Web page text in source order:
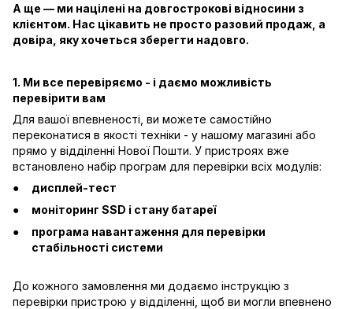
А ще — ми націлені на довгострокові відносини з
клієнтом. Нас цікавить не просто разовий продаж, а
довіра, яку хочеться зберегти надовго.
1. Ми все перевіряємо - і даємо можливість
перевірити вам
Для вашої впевненості, ви можете самостійно
переконатися в якості техніки - у нашому магазині або
прямо у відділенні Нової Пошти. У пристроях вже
встановлено набір програм для перевірки всіх модулів:
дисплей-тест
моніторинг SSD і стану батареї
програма навантаження для перевірки
стабільності системи
До кожного замовлення ми додаємо інструкцію з
перевірки пристрою у відділенні, щоб ви могли впевнено